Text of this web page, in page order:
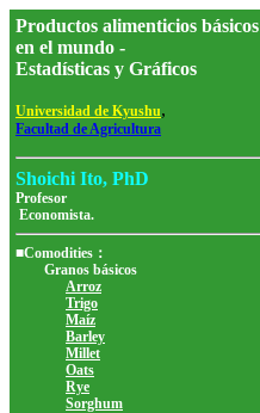
Productos alimenticios básicos
en el mundo -
Estadísticas y Gráficos
Universidad de Kyushu,
Facultad de Agricultura
Shoichi Ito, PhD
Profesor
Economista.
■Comodities：
Granos básicos
Arroz
Trigo
Maíz
Barley
Millet
Oats
Rye
Sorghum